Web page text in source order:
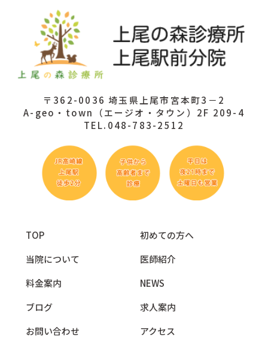
〒362-0036 埼玉県上尾市宮本町3－2
A-geo・town（エージオ・タウン）2F 209-4
TEL.048-783-2512
TOP
初めての方へ
当院について
医師紹介
料金案内
NEWS
ブログ
求人案内
お問い合わせ
アクセス